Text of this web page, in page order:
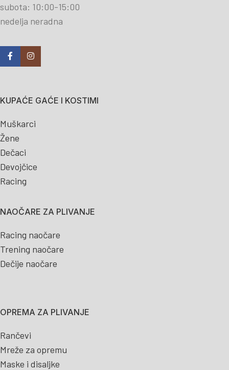
subota: 10:00-15:00
nedelja neradna
KUPAĆE GAĆE I KOSTIMI
Muškarci
Žene
Dečaci
Devojčice
Racing
NAOČARE ZA PLIVANJE
Racing naočare
Trening naočare
Dečije naočare
OPREMA ZA PLIVANJE
Rančevi
Mreže za opremu
Maske i disaljke